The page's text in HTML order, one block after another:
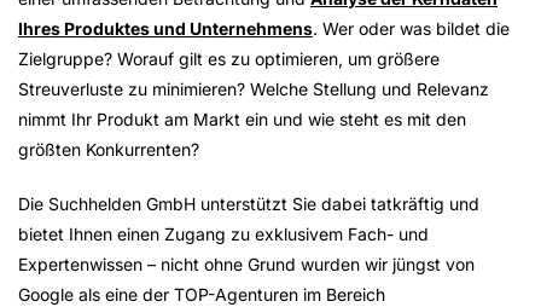
Ihres Produktes und Unternehmens. Wer oder was bildet die
Zielgruppe? Worauf gilt es zu optimieren, um größere
Streuverluste zu minimieren? Welche Stellung und Relevanz
nimmt Ihr Produkt am Markt ein und wie steht es mit den
größten Konkurrenten?
Die Suchhelden GmbH unterstützt Sie dabei tatkräftig und
bietet Ihnen einen Zugang zu exklusivem Fach- und
Expertenwissen – nicht ohne Grund wurden wir jüngst von
Google als eine der TOP-Agenturen im Bereich